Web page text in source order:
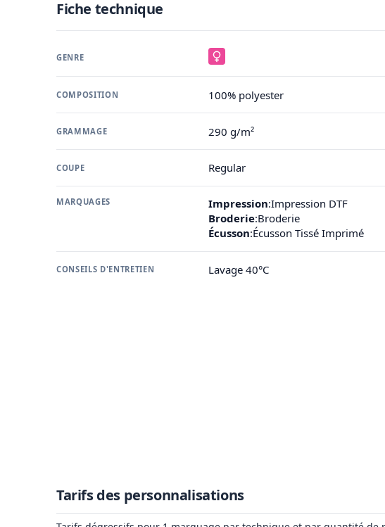
Fiche technique
GENRE
COMPOSITION 100% polyester
GRAMMAGE 290 g/m²
COUPE Regular
MARQUAGES Impression:Impression DTF
Broderie:Broderie
Écusson:Écusson Tissé Imprimé
CONSEILS D'ENTRETIEN Lavage 40°C
Tarifs des personnalisations